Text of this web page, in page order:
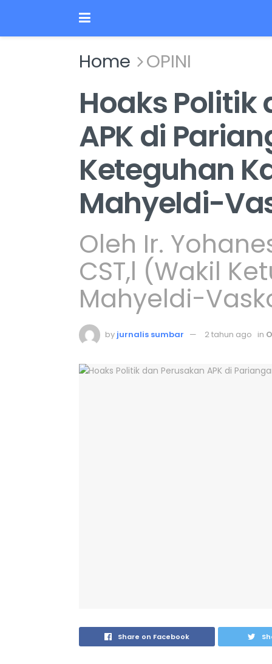
Home OPINI
Hoaks Politik
APK di
Keteguhan
Mahyeldi-
Oleh Ir.
CST,l (Wakil
Mahyeldi-
by jurnalis sumbar 2 tahun ago in
Share on Facebook